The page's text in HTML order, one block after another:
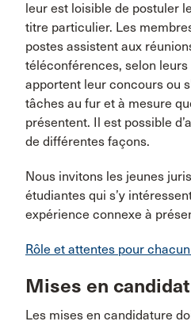
leur est loisible de postuler
titre particulier. Les
postes assistent aux
téléconférences, selon
apportent leur concours ou
tâches au fur et à mesure
présentent. Il est possible
de différentes façons.
Nous invitons les jeunes
étudiantes qui s’y
expérience connexe à
Rôle et attentes pour
Mises en
Les mises en candidature